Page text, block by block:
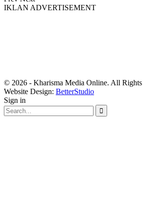
IKLAN ADVERTISEMENT
© 2026 - Kharisma Media Online. All Rights
Website Design: BetterStudio
Sign in